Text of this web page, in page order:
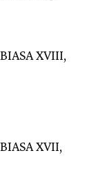
XVIII,
XVII,